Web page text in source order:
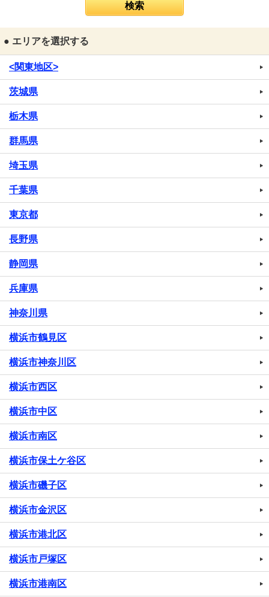
● エリアを選択する
<関東地区>
茨城県
栃木県
群馬県
埼玉県
千葉県
東京都
長野県
静岡県
兵庫県
神奈川県
横浜市鶴見区
横浜市神奈川区
横浜市西区
横浜市中区
横浜市南区
横浜市保土ケ谷区
横浜市磯子区
横浜市金沢区
横浜市港北区
横浜市戸塚区
横浜市港南区